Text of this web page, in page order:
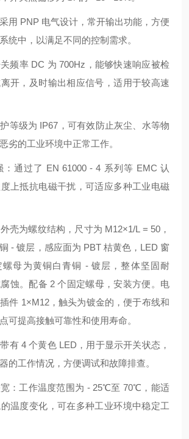
用 PNP 电气设计，常开输出功能，方便
统中，以满足不同的控制需求。
频率 DC 为 700Hz，能够快速响应被检
开，及时输出相应信号，适用于较高速
等级为 IP67，可有效防止灰尘、水等物
劣的工业环境中正常工作。
通过了 EN 61000 - 4 系列等 EMC 认
上抵抗电磁干扰，可适应多种工业电磁
壳为螺纹结构，尺寸为 M12×1/L = 50，
- 镀层，感应面为 PBT 桔黄色，LED 窗
螺母为黄铜白青铜 - 镀层，整体坚固耐
蚀。配备 2 个固定螺母，安装方便。电
件 1×M12，触头为镀金的，便于布线和
可提高接触可靠性和使用寿命。
有 4 个黄色 LED，用于显示开关状态，
的工作情况，方便调试和故障排查。
：工作温度范围为 - 25℃至 70℃，能适
温度变化，可在多种工业环境中稳定工